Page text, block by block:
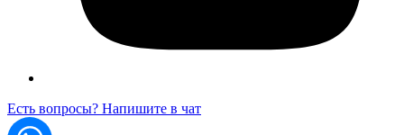
Есть вопросы? Напишите в чат